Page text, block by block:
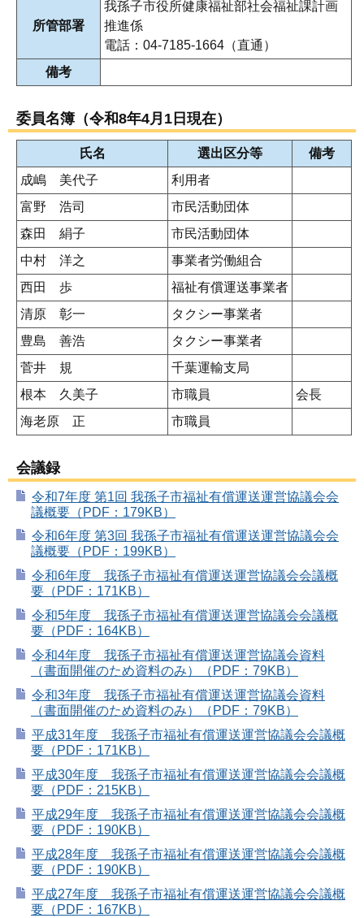
所管部署
我孫子市役所健康福祉部社会福祉課計画
推進係
電話：04-7185-1664（直通）
備考
委員名簿（令和8年4月1日現在）
氏名 選出区分等
備考
成嶋 美代子
利用者
富野 浩司
市民活動団体
森田 絹子
市民活動団体
中村 洋之
事業者労働組合
西田 歩
福祉有償運送事業者
清原 彰一
タクシー事業者
豊島 善浩
タクシー事業者
菅井 規
千葉運輸支局
根本 久美子
市職員
会長
海老原 正
市職員
会議録
令和7年度 第1回 我孫子市福祉有償運送運営協議会会
議概要（PDF：179KB）
令和6年度 第3回 我孫子市福祉有償運送運営協議会会
議概要（PDF：199KB）
令和6年度 我孫子市福祉有償運送運営協議会会議概
要（PDF：171KB）
令和5年度 我孫子市福祉有償運送運営協議会会議概
要（PDF：164KB）
令和4年度 我孫子市福祉有償運送運営協議会資料
（書面開催のため資料のみ）（PDF：79KB）
令和3年度 我孫子市福祉有償運送運営協議会資料
（書面開催のため資料のみ）（PDF：79KB）
平成31年度 我孫子市福祉有償運送運営協議会会議概
要（PDF：171KB）
平成30年度 我孫子市福祉有償運送運営協議会会議概
要（PDF：215KB）
平成29年度 我孫子市福祉有償運送運営協議会会議概
要（PDF：190KB）
平成28年度 我孫子市福祉有償運送運営協議会会議概
要（PDF：190KB）
平成27年度 我孫子市福祉有償運送運営協議会会議概
要（PDF：167KB）